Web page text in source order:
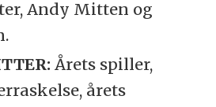
Andy Mitten og
Årets spiller,
årets